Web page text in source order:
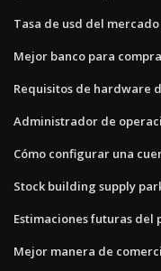
Tasa de usd del
Mejor banco para
Requisitos de hardware
Administrador de
Cómo configurar una
Stock building supply
Estimaciones futuras
Mejor manera de